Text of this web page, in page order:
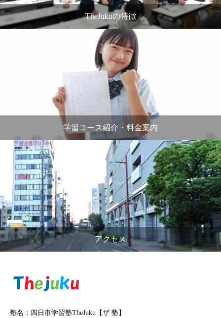
TheJukuの特徴
学習コース紹介・料金案内
アクセス
塾名：四日市学習塾TheJuku【ザ 塾】